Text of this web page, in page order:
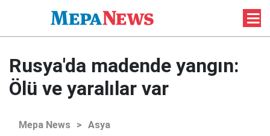
Rusya'da madende yangın:
Ölü ve yaralılar var
Mepa News > Asya